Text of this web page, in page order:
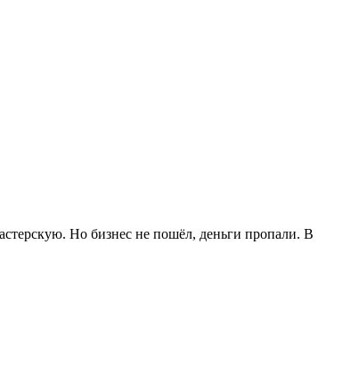
Но бизнес не пошёл, деньги пропали. В